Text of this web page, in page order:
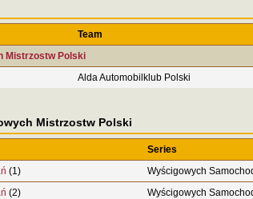
Team
Mistrzostw Polski
Alda Automobilklub Polski
Mistrzostw Polski
Series
(1)
Wyścigowych
(2)
Wyścigowych